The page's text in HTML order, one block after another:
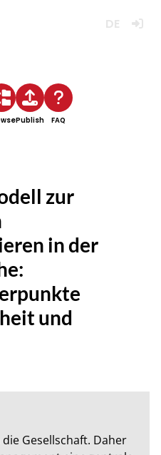
Publish FAQ
zur
in der
und
Gesellschaft. Daher